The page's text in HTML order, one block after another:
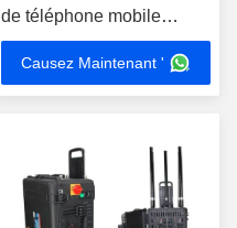
de téléphone mobile
Wifi/GPS Brouilleur L1 1-2
heures
Causez Maintenant '